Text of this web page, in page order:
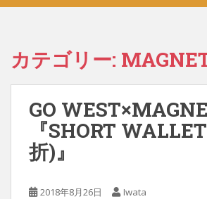
n
カテゴリー:
GO
『SHORT
折)』
2018年8月26日 Iwata